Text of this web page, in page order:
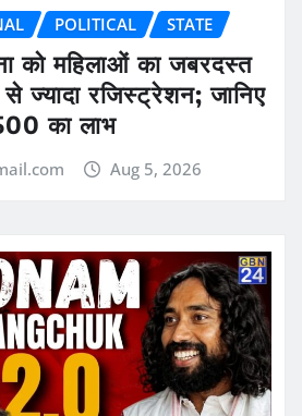
POLITICAL STATE
को महिलाओं का जबरदस्त
ज्यादा रजिस्ट्रेशन; जानिए
का लाभ
Aug 5, 2026